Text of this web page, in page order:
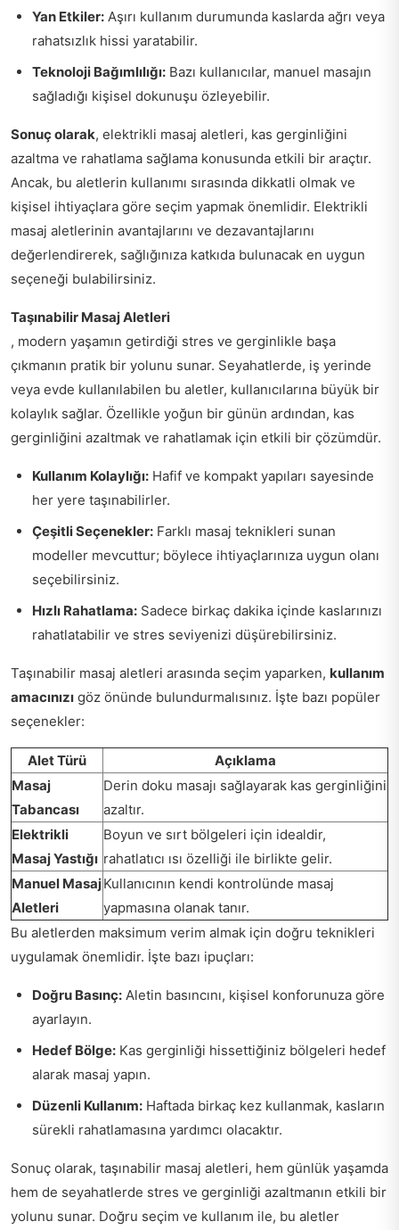
Yan Etkiler: Aşırı kullanım durumunda kaslarda ağrı veya
rahatsızlık hissi yaratabilir.
Teknoloji Bağımlılığı: Bazı kullanıcılar, manuel masajın
sağladığı kişisel dokunuşu özleyebilir.
Sonuç olarak, elektrikli masaj aletleri, kas gerginliğini
azaltma ve rahatlama sağlama konusunda etkili bir araçtır.
Ancak, bu aletlerin kullanımı sırasında dikkatli olmak ve
kişisel ihtiyaçlara göre seçim yapmak önemlidir. Elektrikli
masaj aletlerinin avantajlarını ve dezavantajlarını
değerlendirerek, sağlığınıza katkıda bulunacak en uygun
seçeneği bulabilirsiniz.
Taşınabilir Masaj Aletleri
, modern yaşamın getirdiği stres ve gerginlikle başa
çıkmanın pratik bir yolunu sunar. Seyahatlerde, iş yerinde
veya evde kullanılabilen bu aletler, kullanıcılarına büyük bir
kolaylık sağlar. Özellikle yoğun bir günün ardından, kas
gerginliğini azaltmak ve rahatlamak için etkili bir çözümdür.
Kullanım Kolaylığı: Hafif ve kompakt yapıları sayesinde
her yere taşınabilirler.
Çeşitli Seçenekler: Farklı masaj teknikleri sunan
modeller mevcuttur; böylece ihtiyaçlarınıza uygun olanı
seçebilirsiniz.
Hızlı Rahatlama: Sadece birkaç dakika içinde kaslarınızı
rahatlatabilir ve stres seviyenizi düşürebilirsiniz.
Taşınabilir masaj aletleri arasında seçim yaparken, kullanım
amacınızı göz önünde bulundurmalısınız. İşte bazı popüler
seçenekler:
Alet Türü
Açıklama
Masaj
Tabancası
Derin doku masajı sağlayarak kas gerginliğini
azaltır.
Elektrikli
Masaj Yastığı
Boyun ve sırt bölgeleri için idealdir,
rahatlatıcı ısı özelliği ile birlikte gelir.
Manuel Masaj
Aletleri
Kullanıcının kendi kontrolünde masaj
yapmasına olanak tanır.
Bu aletlerden maksimum verim almak için doğru teknikleri
uygulamak önemlidir. İşte bazı ipuçları:
Doğru Basınç: Aletin basıncını, kişisel konforunuza göre
ayarlayın.
Hedef Bölge: Kas gerginliği hissettiğiniz bölgeleri hedef
alarak masaj yapın.
Düzenli Kullanım: Haftada birkaç kez kullanmak, kasların
sürekli rahatlamasına yardımcı olacaktır.
Sonuç olarak, taşınabilir masaj aletleri, hem günlük yaşamda
hem de seyahatlerde stres ve gerginliği azaltmanın etkili bir
yolunu sunar. Doğru seçim ve kullanım ile, bu aletler